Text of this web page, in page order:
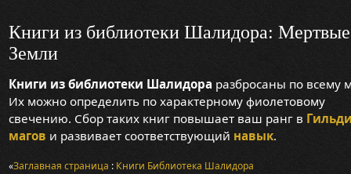
Книги из библиотеки Шалидора: Мертвые
Земли
Книги из библиотеки Шалидора разбросаны по всему
Их можно определить по характерному фиолетовому
свечению. Сбор таких книг повышает ваш ранг в
магов и развивает соответствующий навык.
«Заглавная страница : Книги Библиотека Шалидора